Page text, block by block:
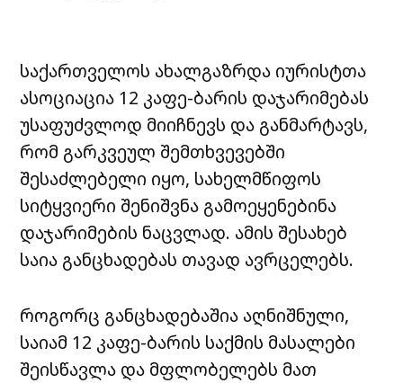
საქართველოს ახალგაზრდა იურისტთა
ასოციაცია 12 კაფე-ბარის დაჯარიმებას
უსაფუძვლოდ მიიჩნევს და განმარტავს,
რომ გარკვეულ შემთხვევებში
შესაძლებელი იყო, სახელმწიფოს
სიტყვიერი შენიშვნა გამოეყენებინა
დაჯარიმების ნაცვლად. ამის შესახებ
საია განცხადებას თავად ავრცელებს.
როგორც განცხადებაშია აღნიშნული,
საიამ 12 კაფე-ბარის საქმის მასალები
შეისწავლა და მფლობელებს მათ